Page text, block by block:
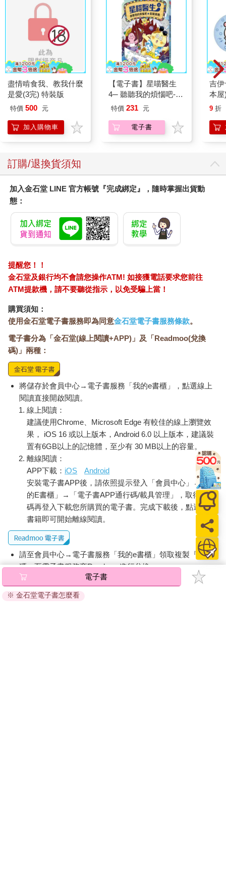
盡情啃食我、教我什麼
是愛(3完) 特裝版
特價 500 元
加入購物車
【電子書】星喵醫生
4─ 聽聽我的煩惱吧-假
期挑戰
特價 231 元
電子書
吉
本屋
9 折
訂購/退換貨須知
加入金石堂 LINE 官方帳號『完成綁定』，隨時掌握出貨動
態：
提醒您！！
金石堂及銀行均不會請您操作ATM! 如接獲電話要求您前往
ATM提款機，請不要聽從指示，以免受騙上當！
購買須知：
使用金石堂電子書服務即為同意金石堂電子書服務條款。
電子書分為「金石堂(線上閱讀+APP)」及「Readmoo(兌換
碼)」兩種：
將儲存於會員中心→電子書服務「我的e書櫃」，點選線上
閱讀直接開啟閱讀。
線上閱讀：
建議使用Chrome、Microsoft Edge 有較佳的線上瀏覽效
果， iOS 16 或以上版本，Android 6.0 以上版本，建議裝
置有6GB以上的記憶體，至少有 30 MB以上的容量。
離線閱讀：
APP下載： iOS
Android
安裝電子書APP後，請依照提示登入「會員中心」→「我
的E書櫃」→「電子書APP通行碼/載具管理」，取得通行
碼再登入下載您所購買的電子書。完成下載後，點選任一
書籍即可開始離線閱讀。
請至會員中心→電子書服務「我的e書櫃」領取複製『兌換
碼』至電子書服務商Readmoo進行兌換。
退換貨須知：
因版權保護，您在金石堂所購買的電子書僅能以金石堂專屬
電子書
※ 金石堂電子書怎麼看